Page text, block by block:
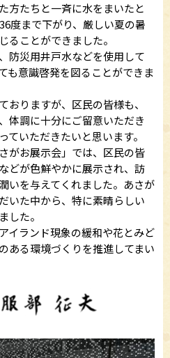
方たちと一斉に水をまいたと
度まで下がり、厳しい夏の暑
ることができました。
防災用井戸水などを使用して
も意識啓発を図ることができま
りますが、区民の皆様も、
体調に十分にご留意いただき
ていただきたいと思います。
がお展示会」では、区民の皆
どが色鮮やかに展示され、訪
いを与えてくれました。あさが
いた中から、特に素晴らしい
した。
イランド現象の緩和や花とみど
ある環境づくりを推進してまい